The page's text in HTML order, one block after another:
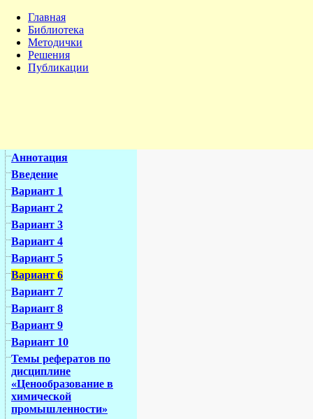
Главная
Библиотека
Методички
Решения
Публикации
Аннотация
Введение
Вариант 1
Вариант 2
Вариант 3
Вариант 4
Вариант 5
Вариант 6
Вариант 7
Вариант 8
Вариант 9
Вариант 10
Темы рефератов по
дисциплине
«Ценообразование в
химической
промышленности»